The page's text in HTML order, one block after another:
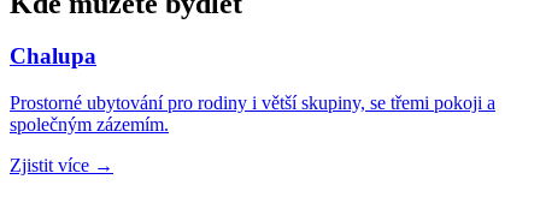
Chalupa
Prostorné ubytování pro rodiny i větší skupiny, se třemi pokoji a
společným zázemím.
Zjistit více →